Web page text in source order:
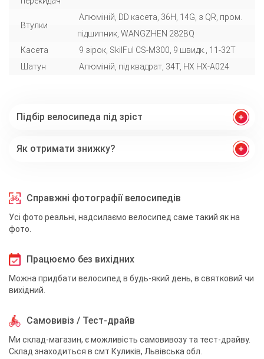
Втулки
Алюмiнiй, DD касета, 36H, 14G, з QR, пром.
підшипник, WANGZHEN 282BQ
Касета
9 зірок, SkilFul CS-M300, 9 швидк., 11-32Т
Шатун
Алюмiнiй, під квадрат, 34T, HX HX-A024
Підбір велосипеда під зріст
Як отримати знижку?
Справжні фотографії велосипедів
Усі фото реальні, надсилаємо велосипед саме такий як на
фото.
Працюємо без вихідних
Можна придбати велосипед в будь-який день, в святковий чи
вихідний.
Самовивіз / Тест-драйв
Ми склад-магазин, є можливість самовивозу та тест-драйву.
Склад знаходиться в смт Куликів, Львівська обл.